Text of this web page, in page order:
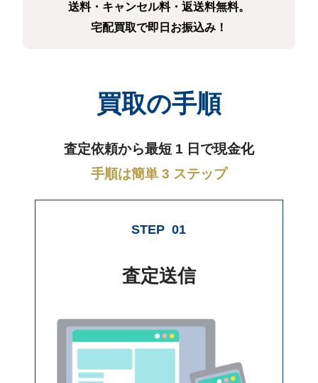
送料・キャンセル料・返送料無料。
宅配買取で即日お振込み！
買取の手順
査定依頼から最短 1 日で現金化
手順は簡単 3 ステップ
STEP 01
査定送信